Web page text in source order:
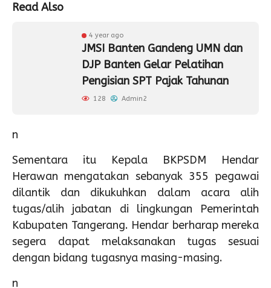
Read Also
4 year ago
JMSI Banten Gandeng UMN dan
DJP Banten Gelar Pelatihan
Pengisian SPT Pajak Tahunan
128 Admin2
n
Sementara itu Kepala BKPSDM Hendar
Herawan mengatakan sebanyak 355 pegawai
dilantik dan dikukuhkan dalam acara alih
tugas/alih jabatan di lingkungan Pemerintah
Kabupaten Tangerang. Hendar berharap mereka
segera dapat melaksanakan tugas sesuai
dengan bidang tugasnya masing-masing.
n